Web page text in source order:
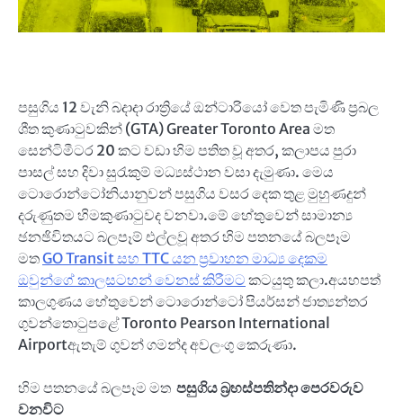
පසුගිය 12 වැනි බදාදා රාත්‍රියේ ඔන්ටාරියෝ වෙත පැමිණි ප්‍රබල
ශීත කුණාටුවකින් (GTA) Greater Toronto Area මත
සෙන්ටිමීටර 20 කට වඩා හිම පතිත වූ අතර, කලාපය පුරා
පාසල් සහ දිවා සුරැකුම් මධ්‍යස්ථාන වසා දැමුණා. මෙය
ටොරොන්ටෝනියානුවන් පසුගිය වසර දෙක තුළ මුහුණදුන්
දරුණුතම හිමකුණාටුවද වනවා.මේ හේතුවෙන් සාමාන්‍ය
ඡනඡිවිතයට බලපෑම් එල්ලවූ අතර හිම පතනයේ බලපෑම
මතGO Transit සහ TTC යන ප්‍රවාහන මාධ්‍ය දෙකම
ඔවුන්ගේ කාලසටහන් වෙනස් කිරීමට කටයුතු කලා.අයහපත්
කාලගුණය හේතුවෙන් ටොරොන්ටෝ පියර්සන් ජාත්‍යන්තර
ගුවන්තොටුපළේ Toronto Pearson International
Airportඇතැම් ගුවන් ගමන්ද අවලංගු කෙරුණා.
හිම පතනයේ බලපෑම මත පසුගිය බ්‍රහස්පතින්දා පෙරවරුව
වනවිට